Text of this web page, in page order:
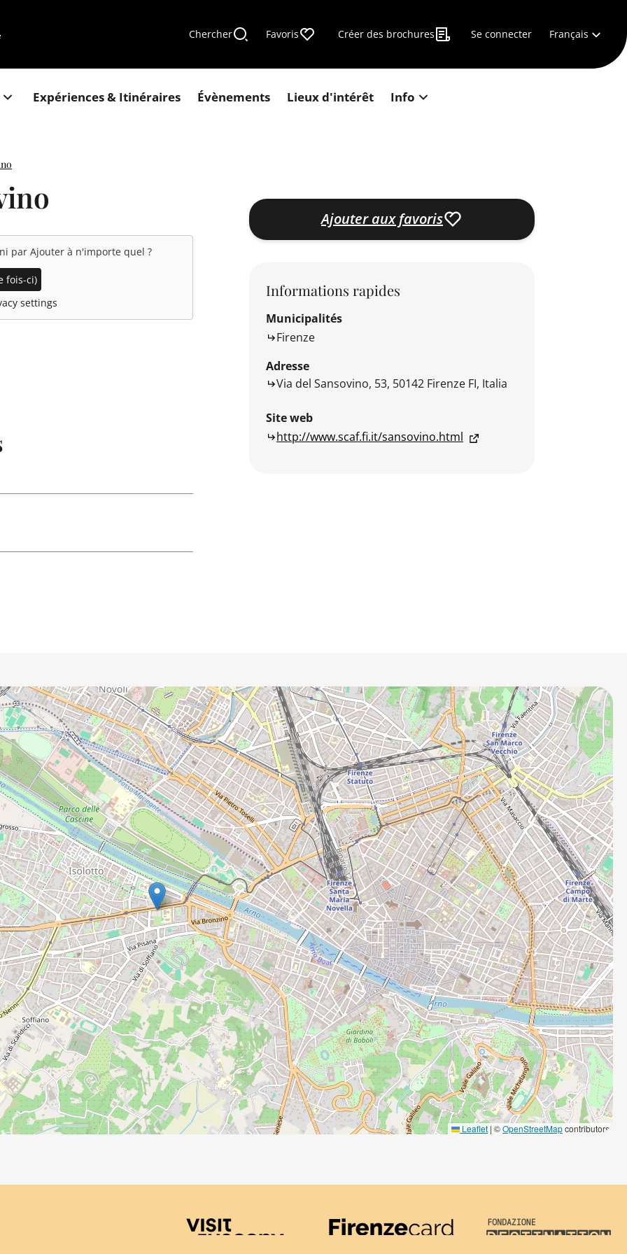
Chercher Favoris Créer des brochures Se connecter Français
Expériences & Itinéraires Évènements Lieux d'intérêt Info
par Ajouter à n'importe quel ?
fois-ci)
settings
Ajouter aux favoris
Informations rapides
Municipalités
Firenze
Adresse
Via del Sansovino, 53, 50142 Firenze FI, Italia
Site web
http://www.scaf.fi.it/sansovino.html
Leaflet | ©OpenStreetMapcontributors
Visit Tuscany Firenze Card Destination